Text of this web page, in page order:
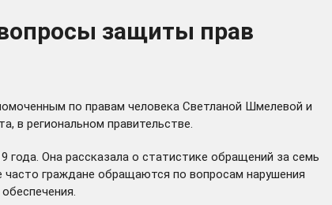
защиты прав
по правам человека Светланой Шмелевой и
в региональном правительстве.
Она рассказала о статистике обращений за семь
часто граждане обращаются по вопросам нарушения